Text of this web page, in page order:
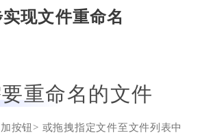
现文件重命名
重命名的文件
按钮> 或拖拽指定文件至文件列表中
用的